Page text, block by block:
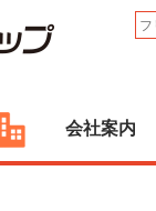
会社案内